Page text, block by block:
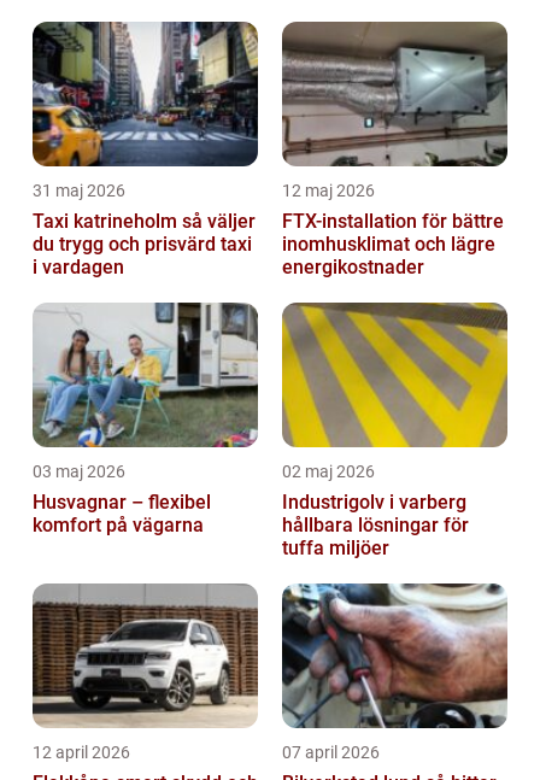
31 maj 2026
Taxi katrineholm så väljer
du trygg och prisvärd taxi
i vardagen
12 maj 2026
FTX-installation för bättre
inomhusklimat och lägre
energikostnader
03 maj 2026
Husvagnar – flexibel
komfort på vägarna
02 maj 2026
Industrigolv i varberg
hållbara lösningar för
tuffa miljöer
12 april 2026 07 april 2026